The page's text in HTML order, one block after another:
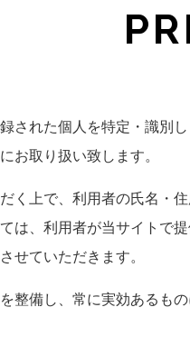
された個人を特定・識別
お取り扱い致します。
く上で、利用者の氏名・
は、利用者が当サイトで
せていただきます。
整備し、常に実効あるも